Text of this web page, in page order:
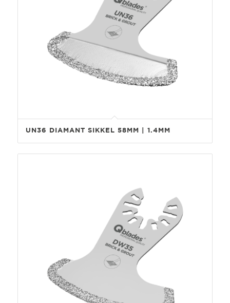
UN36 DIAMANT SIKKEL 58MM | 1.4MM